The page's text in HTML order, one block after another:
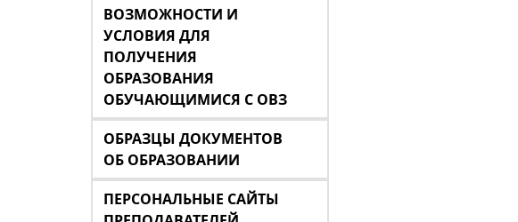
ВОЗМОЖНОСТИ И
УСЛОВИЯ ДЛЯ
ПОЛУЧЕНИЯ
ОБРАЗОВАНИЯ
ОБУЧАЮЩИМИСЯ С ОВЗ
ОБРАЗЦЫ ДОКУМЕНТОВ
ОБ ОБРАЗОВАНИИ
ПЕРСОНАЛЬНЫЕ САЙТЫ